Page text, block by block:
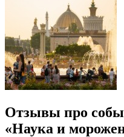
Отзывы про
«Наука и